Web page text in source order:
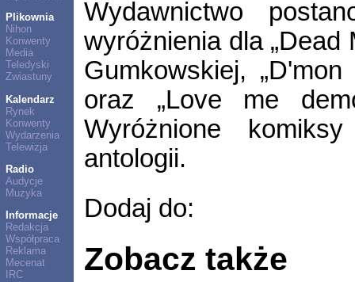
Plikownia
Nihon
Konwenty
Media
Teledyski
Zwiastuny
Kalendarz
Rynek
Konwenty
Wydarzenia
Telewizja
Radio
Audycje
Muzyka
Informacje
Redakcja
Współpraca
Reklama
Mecenat
IRC
Wydawnictwo
wyróżnienia dla „Dead
Gumkowskiej, „D'mon
oraz „Love me
Wyróżnione
antologii.
Dodaj do:
Zobacz także